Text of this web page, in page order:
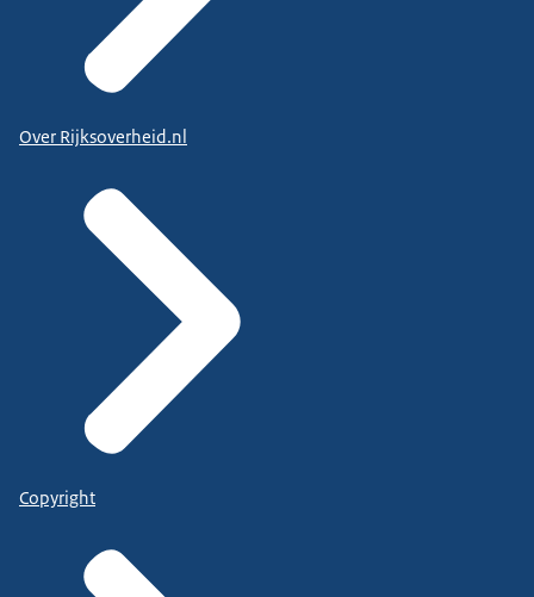
Over Rijksoverheid.nl
Copyright